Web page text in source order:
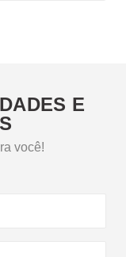
E
você!